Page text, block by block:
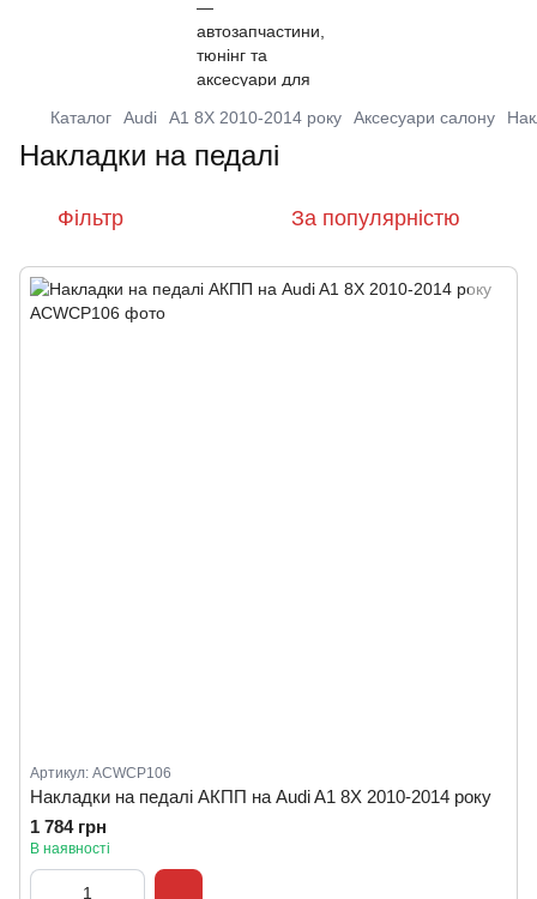
Каталог Audi A1 8X 2010-2014 року Аксесуари салону
Накладки на педалі
Фільтр За популярністю
Артикул: ACWCP106
Накладки на педалі АКПП на Audi A1 8X 2010-2014 року
1 784 грн
В наявності